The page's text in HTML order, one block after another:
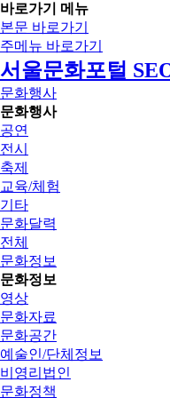
바로가기 메뉴
본문 바로가기
주메뉴 바로가기
서울문화포털
문화행사
문화행사
공연
전시
축제
교육/체험
기타
문화달력
전체
문화정보
문화정보
영상
문화자료
문화공간
예술인/단체정보
비영리법인
문화정책